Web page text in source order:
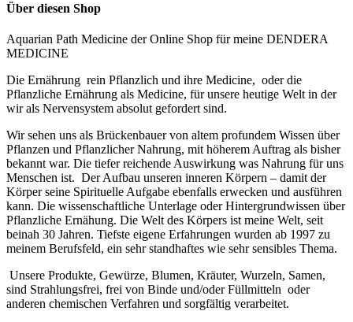
Über diesen Shop
Aquarian Path Medicine der Online Shop für meine DENDERA
MEDICINE
Die Ernährung rein Pflanzlich und ihre Medicine, oder die
Pflanzliche Ernährung als Medicine, für unsere heutige Welt in der
wir als Nervensystem absolut gefordert sind.
Wir sehen uns als Brückenbauer von altem profundem Wissen über
Pflanzen und Pflanzlicher Nahrung, mit höherem Auftrag als bisher
bekannt war. Die tiefer reichende Auswirkung was Nahrung für uns
Menschen ist. Der Aufbau unseren inneren Körpern – damit der
Körper seine Spirituelle Aufgabe ebenfalls erwecken und ausführen
kann. Die wissenschaftliche Unterlage oder Hintergrundwissen über
Pflanzliche Ernähung. Die Welt des Körpers ist meine Welt, seit
beinah 30 Jahren. Tiefste eigene Erfahrungen wurden ab 1997 zu
meinem Berufsfeld, ein sehr standhaftes wie sehr sensibles Thema.
Unsere Produkte, Gewürze, Blumen, Kräuter, Wurzeln, Samen,
sind Strahlungsfrei, frei von Binde und/oder Füllmitteln oder
anderen chemischen Verfahren und sorgfältig verarbeitet.